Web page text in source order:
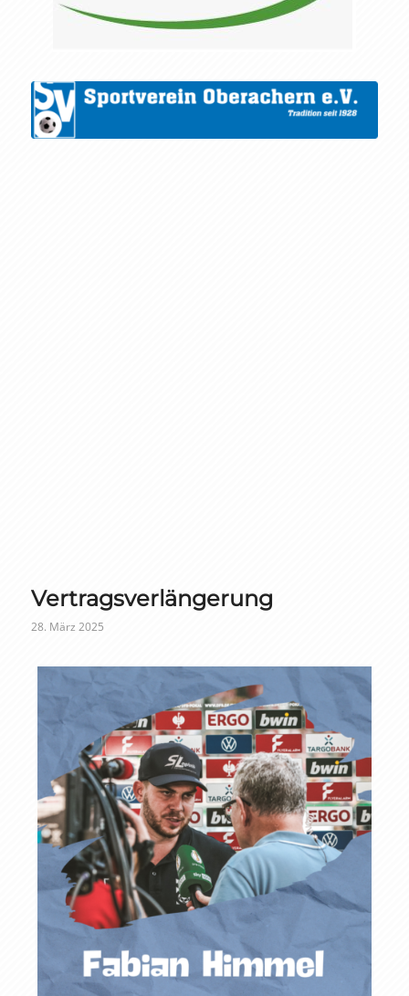
Vertragsverlängerung
28. März 2025